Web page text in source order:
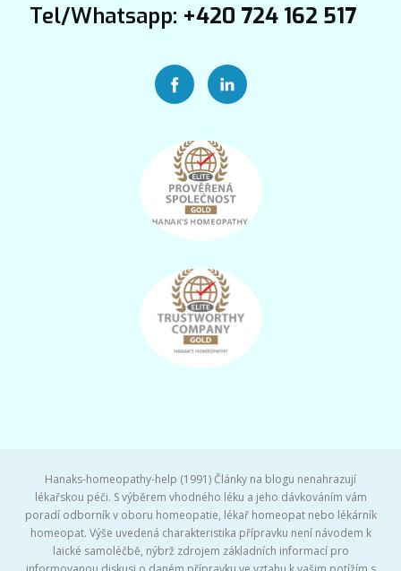
Tel/Whatsapp: +420 724 162 517
Hanaks-homeopathy-help (1991) Články na blogu nenahrazují
lékařskou péči. S výběrem vhodného léku a jeho dávkováním vám
poradí odborník v oboru homeopatie, lékař homeopat nebo lékárník
homeopat. Výše uvedená charakteristika přípravku není návodem k
laické samoléčbě, nýbrž zdrojem základních informací pro